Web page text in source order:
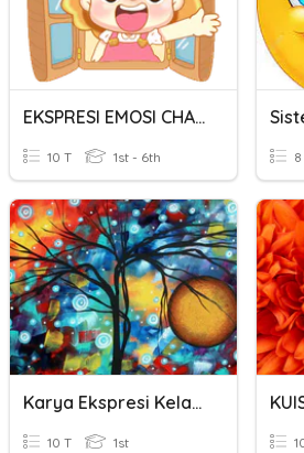
EKSPRESI EMOSI CHALLENGE
10 T 1st - 6th
Karya Ekspresi Kelas 1
10 T 1st